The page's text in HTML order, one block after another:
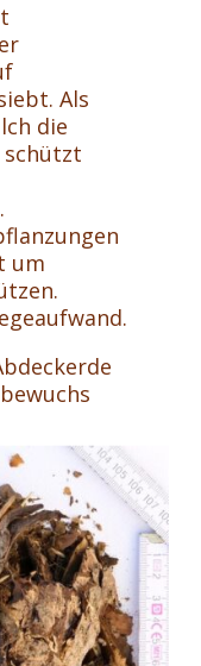
Als
die
schützt
um